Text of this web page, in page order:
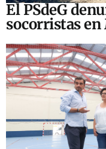
El PSdeG
socorristas en